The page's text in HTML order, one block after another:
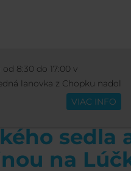
TIPY NA VÝLETY
SEDLO - LÚČKY
do
sedla
na
8:30 do 17:00 v
lanovka z Chopku nadol
VIAC INFO